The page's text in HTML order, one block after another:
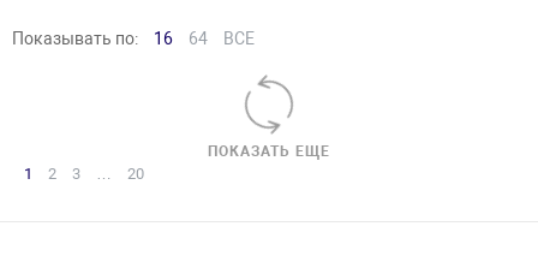
Показывать по: 16 64 ВСЕ
ПОКАЗАТЬ ЕЩЕ
1 2 3 … 20